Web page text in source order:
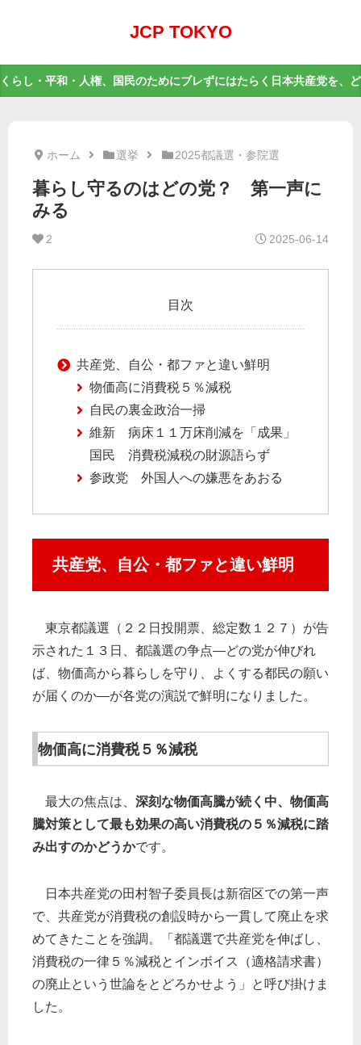
JCP TOKYO
くらし・平和・人権、国民のためにブレずにはたらく日本共産党を、
ホーム 選挙 2025都議選・参院選
暮らし守るのはどの党？ 第一声に
みる
2 2025-06-14
目次
共産党、自公・都ファと違い鮮明
物価高に消費税５％減税
自民の裏金政治一掃
維新 病床１１万床削減を「成果」
国民 消費税減税の財源語らず
参政党 外国人への嫌悪をあおる
共産党、自公・都ファと違い鮮明
東京都議選（２２日投開票、総定数１２７）が告
示された１３日、都議選の争点―どの党が伸びれ
ば、物価高から暮らしを守り、よくする都民の願い
が届くのか―が各党の演説で鮮明になりました。
物価高に消費税５％減税
最大の焦点は、 深刻な物価高騰が続く中、物価高
騰対策として最も効果の高い消費税の５％減税に踏
み出すのかどうかです。
日本共産党の田村智子委員長は新宿区での第一声
で、共産党が消費税の創設時から一貫して廃止を求
めてきたことを強調。「都議選で共産党を伸ばし、
消費税の一律５％減税とインボイス（適格請求書）
の廃止という世論をとどろかせよう」と呼び掛けま
した。